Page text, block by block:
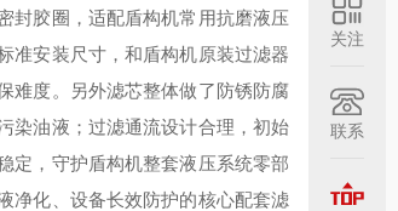
封胶圈，适配盾构机常用抗磨液压
准安装尺寸，和盾构机原装过滤器
难度。另外滤芯整体做了防锈防腐
染油液；过滤通流设计合理，初始
定，守护盾构机整套液压系统零部
净化、设备长效防护的核心配套滤
关注
联系